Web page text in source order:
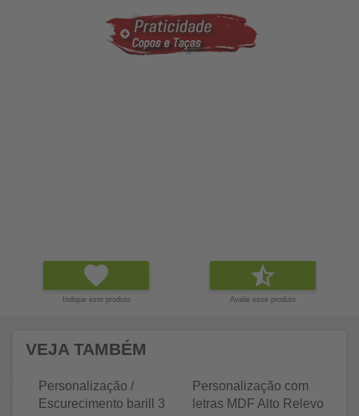
Indique este produto Avalie esse produto
VEJA TAMBÉM
Personalização /
Escurecimento barill 3
Personalização com
letras MDF Alto Relevo